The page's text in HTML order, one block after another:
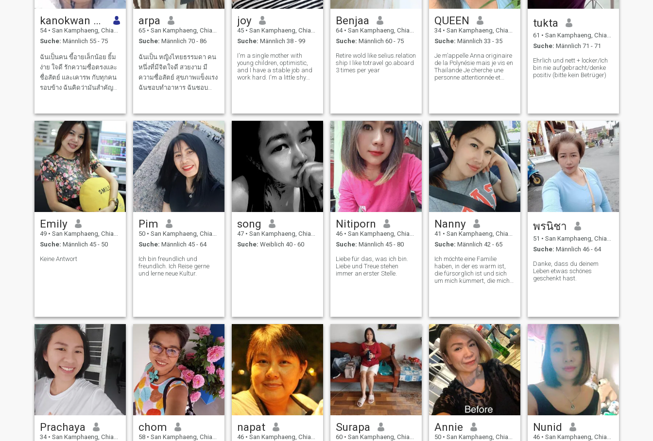
kanokwan Tawanrum
54 • San Kamphaeng, Chiang Mai, Thailand
Suche: Männlich 55 - 75
ฉันเป็นคน ขี้อายเล็กน้อย ยิ้ม
ง่าย ใจดี รักความซื่อตรงและ
ชื่อสัตย์ และเคารพ กับทุกคน
รอบข้าง ฉันคิดว่ามันสำคัญ
ฉันจะพบเจอกับคนรักที่ฉัน
ตั้งใจค้นหา.
arpa
65 • San Kamphaeng, Chiang Mai, Thailand
Suche: Männlich 70 - 86
ฉันเป็น หญิงไทยธรรมดา คน
หนึ่งที่มีจิตใจดี สวยงาม มี
ความซื่อสัตย์ สุขภาพแข็งแรง
ฉันชอบทำอาหาร ฉันชอบ
ต้องการคนที่ซื่อสัตย์ เข้าใจ
กัน ดูแลซึ่งกันและกัน ใน
อนาคต คนที่จะเข้ามาหาฉัน
จะต้องเป็นคนทีซื
joy
45 • San Kamphaeng, Chiang Mai, Thailand
Suche: Männlich 38 - 99
I'm a single mother with
young children, optimistic,
and I have a stable job and
work hard. I'm a little shy
love grows from honesty,
care,
Benjaa
64 • San Kamphaeng, Chiang Mai, Thailand
Suche: Männlich 60 - 75
Retire wold like​ selius.relation
ship I​ ​like​ ​to​travel​ go.​aboard
3​ time​s​ per year
QUEEN
34 • San Kamphaeng, Chiang Mai, Thailand
Suche: Männlich 33 - 35
Je m’appelle Anna originaire
de la Polynésie mais je vis en
Thailande Je cherche une
personne attentionnée et
่tukta
61 • San Kamphaeng, Chiang Mai, Thailand
Suche: Männlich 71 - 71
Ehrlich und nett + locker/Ich
bin nie aufgebracht/denke
positiv (bitte kein Betrüger)
Emily
49 • San Kamphaeng, Chiang Mai, Thailand
Suche: Männlich 45 - 50
Keine Antwort
Pim
50 • San Kamphaeng, Chiang Mai, Thailand
Suche: Männlich 45 - 64
Ich bin freundlich und
freundlich. Ich Reise gerne
und lerne neue Kultur.
song
47 • San Kamphaeng, Chiang Mai, Thailand
Suche: Weiblich 40 - 60
Nitiporn
46 • San Kamphaeng, Chiang Mai, Thailand
Suche: Männlich 45 - 80
Liebe für das, was ich bin.
Liebe und Treue stehen
immer an erster Stelle.
Nanny
41 • San Kamphaeng, Chiang Mai, Thailand
Suche: Männlich 42 - 65
Ich möchte eine Familie
haben, in der es warm ist,
die fürsorglich ist und sich
um mich kümmert, die mich
Kinder habe.
พรนิชา
51 • San Kamphaeng, Chiang Mai, Thailand
Suche: Männlich 46 - 64
Danke, dass du deinem
Leben etwas schönes
geschenkt hast.
Prachaya
34 • San Kamphaeng, Chiang Mai, Thailand
chom
58 • San Kamphaeng, Chiang Mai, Thailand
napat
46 • San Kamphaeng, Chiang Mai, Thailand
Surapa
60 • San Kamphaeng, Chiang Mai, Thailand
Annie
50 • San Kamphaeng, Chiang Mai, Thailand
Nunid
46 • San Kamphaeng, Chiang Mai, Thailand